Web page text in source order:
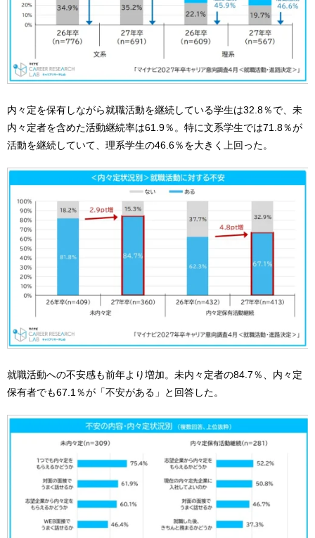
内々定を保有しながら就職活動を継続している学生は32.8％で、未
内々定者を含めた活動継続率は61.9％。特に文系学生では71.8％が
活動を継続していて、理系学生の46.6％を大きく上回った。
就職活動への不安感も前年より増加。未内々定者の84.7％、内々定
保有者でも67.1％が「不安がある」と回答した。